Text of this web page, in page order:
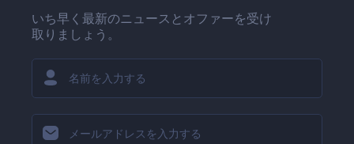
いち早く最新のニュースとオファーを受け
取りましょう。